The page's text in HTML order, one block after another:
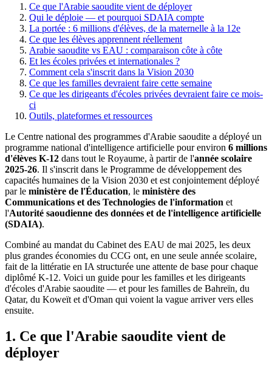
Ce que l'Arabie saoudite vient de déployer
Qui le déploie — et pourquoi SDAIA compte
La portée : 6 millions d'élèves, de la maternelle à la 12e
Ce que les élèves apprennent réellement
Arabie saoudite vs EAU : comparaison côte à côte
Et les écoles privées et internationales ?
Comment cela s'inscrit dans la Vision 2030
Ce que les familles devraient faire cette semaine
Ce que les dirigeants d'écoles privées devraient faire ce mois-
ci
Outils, plateformes et ressources
Le Centre national des programmes d'Arabie saoudite a déployé un
programme national d'intelligence artificielle pour environ 6 millions
d'élèves K-12 dans tout le Royaume, à partir de l'année scolaire
2025-26. Il s'inscrit dans le Programme de développement des
capacités humaines de la Vision 2030 et est conjointement déployé
par le ministère de l'Éducation, le ministère des
Communications et des Technologies de l'information et
l'Autorité saoudienne des données et de l'intelligence artificielle
(SDAIA).
Combiné au mandat du Cabinet des EAU de mai 2025, les deux
plus grandes économies du CCG ont, en une seule année scolaire,
fait de la littératie en IA structurée une attente de base pour chaque
diplômé K-12. Voici un guide pour les familles et les dirigeants
d'écoles d'Arabie saoudite — et pour les familles de Bahreïn, du
Qatar, du Koweït et d'Oman qui voient la vague arriver vers elles
ensuite.
1. Ce que l'Arabie saoudite vient de
déployer